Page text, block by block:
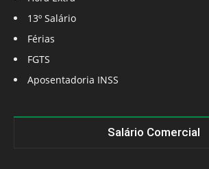
13º Salário
Férias
FGTS
Aposentadoria INSS
Salário Comercial